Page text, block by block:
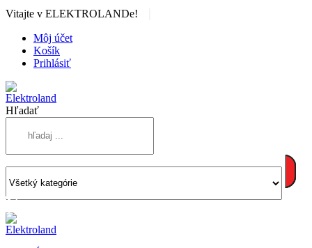
Vitajte v ELEKTROLANDe!
Môj účet
Košík
Prihlásiť
Hľadať